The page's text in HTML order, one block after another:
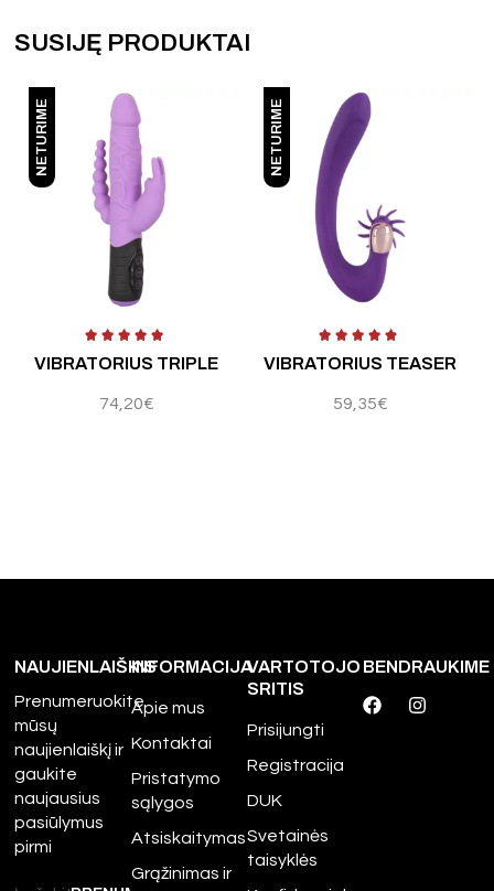
SUSIJĘ PRODUKTAI
NETURIME
VIBRATORIUS TRIPLE
74,20€
NETURIME
VIBRATORIUS TEASER
59,35€
Įvertinimas:5.00 Įvertinimas:4.00
NAUJIENLAIŠKIS
Prenumeruokite
mūsų
naujienlaiškį ir
gaukite
naujausius
pasiūlymus
pirmi
INFORMACIJA
Apie mus
Kontaktai
Pristatymo
sąlygos
Atsiskaitymas
Grąžinimas ir
VARTOTOJO
SRITIS
Prisijungti
Registracija
DUK
Svetainės
taisyklės
BENDRAUKIME